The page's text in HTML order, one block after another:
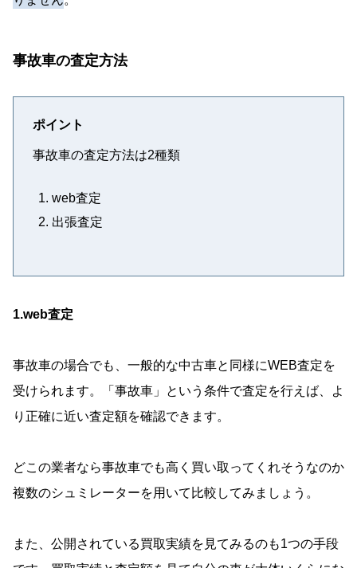
事故車の査定方法
ポイント
事故車の査定方法は2種類
web査定
出張査定
1.web査定
事故車の場合でも、一般的な中古車と同様にWEB査定を
受けられます。「事故車」という条件で査定を行えば、よ
り正確に近い査定額を確認できます。
どこの業者なら事故車でも高く買い取ってくれそうなのか
複数のシュミレーターを用いて比較してみましょう。
また、公開されている買取実績を見てみるのも1つの手段